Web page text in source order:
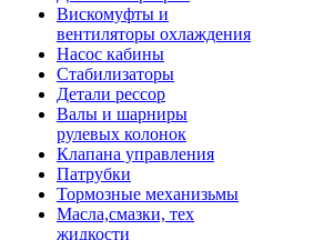
Вискомуфты и
вентиляторы охлаждения
Насос кабины
Стабилизаторы
Детали рессор
Валы и шарниры
рулевых колонок
Клапана управления
Патрубки
Тормозные механизьмы
Масла,смазки, тех
жидкости